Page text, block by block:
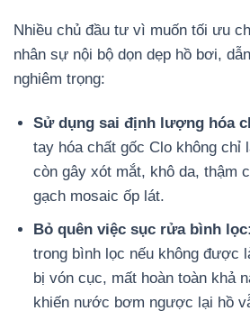
Nhiều chủ đầu tư vì muốn tối ưu
nhân sự nội bộ dọn dẹp hồ bơi,
nghiêm trọng:
Sử dụng sai định lượng hóa
tay hóa chất gốc Clo không chỉ
còn gây xót mắt, khô da, thậm
gạch mosaic ốp lát.
Bỏ quên việc sục rửa bình lọc:
trong bình lọc nếu không được
bị vón cục, mất hoàn toàn khả
khiến nước bơm ngược lại hồ